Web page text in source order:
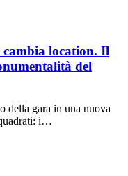
location. Il
del
della gara in una nuova
i…